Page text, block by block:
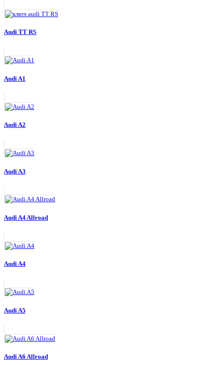
Audi TT RS
Audi A1
Audi A2
Audi A3
Audi A4 Allroad
Audi A4
Audi A5
Audi A6 Allroad